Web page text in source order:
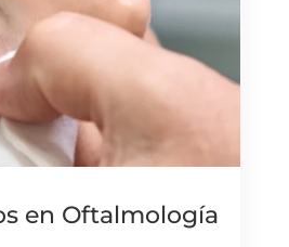
en Oftalmología